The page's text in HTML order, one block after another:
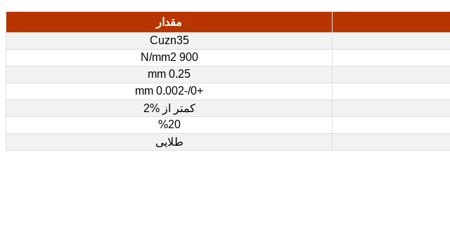
مقدار
Cuzn35
900 N/mm2
0.25 mm
+0/-0.002 mm
کمتر از %2
%20
طلایی